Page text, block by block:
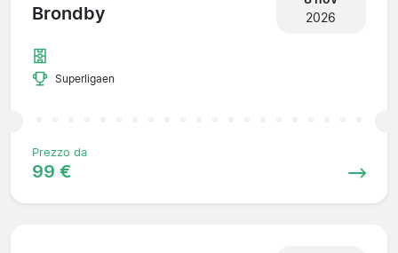
Brondby
2026
Superligaen
Prezzo da
99 €